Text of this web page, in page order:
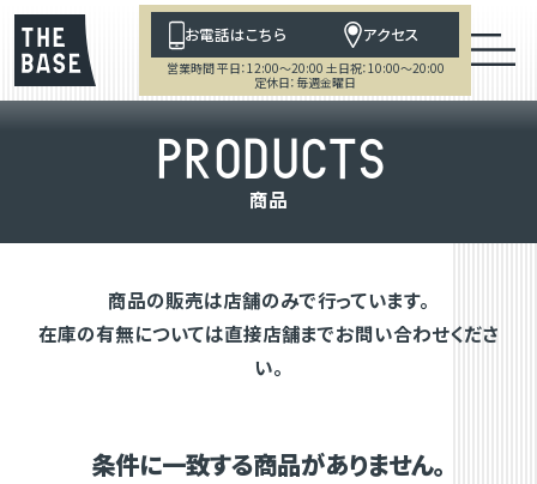
お電話はこちら アクセス
営業時間 平日：12:00～20:00 土日祝：10:00～20:00
定休日：毎週金曜日
PRODUCTS
商品
商品の販売は店舗のみで行っています。
在庫の有無については直接店舗までお問い合わせくださ
い。
条件に一致する商品がありません。